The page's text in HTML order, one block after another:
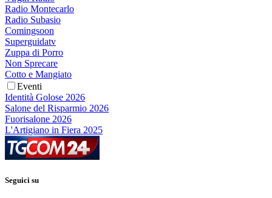
Radio Montecarlo
Radio Subasio
Comingsoon
Superguidatv
Zuppa di Porro
Non Sprecare
Cotto e Mangiato
Eventi
Identità Golose 2026
Salone del Risparmio 2026
Fuorisalone 2026
L'Artigiano in Fiera 2025
Seguici su